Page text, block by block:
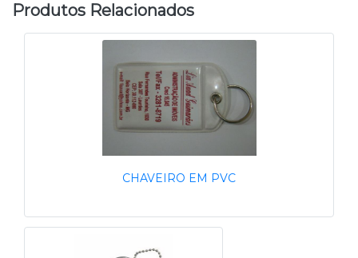
Produtos Relacionados
CHAVEIRO EM PVC